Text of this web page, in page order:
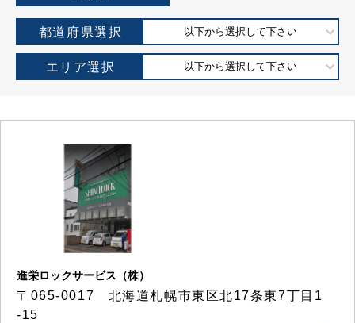
都道府県選択 以下から選択して下さい
エリア選択 以下から選択して下さい
進栄ロックサービス（株）
〒065-0017 北海道札幌市東区北17条東7丁目1
-15